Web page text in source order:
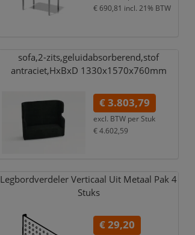
€ 690,81 incl. 21% BTW
sofa,2-zits,geluidabsorberend,stof
antraciet,HxBxD 1330x1570x760mm
€ 3.803,79
excl. BTW per Stuk
€ 4.602,59
Legbordverdeler Verticaal Uit Metaal Pak 4
Stuks
€ 29,20